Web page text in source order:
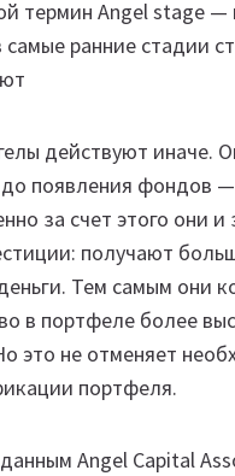
термин Angel stage —
самые ранние стадии
действуют иначе.
появления фондов
за счет этого они
получают
Тем самым они
в портфеле более
это не отменяет
портфеля.
Angel Capital